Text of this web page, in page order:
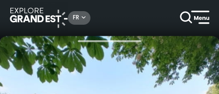
FR
Autour de l’eau Intermède Semi-Privé en House Boat solaire en Champagne